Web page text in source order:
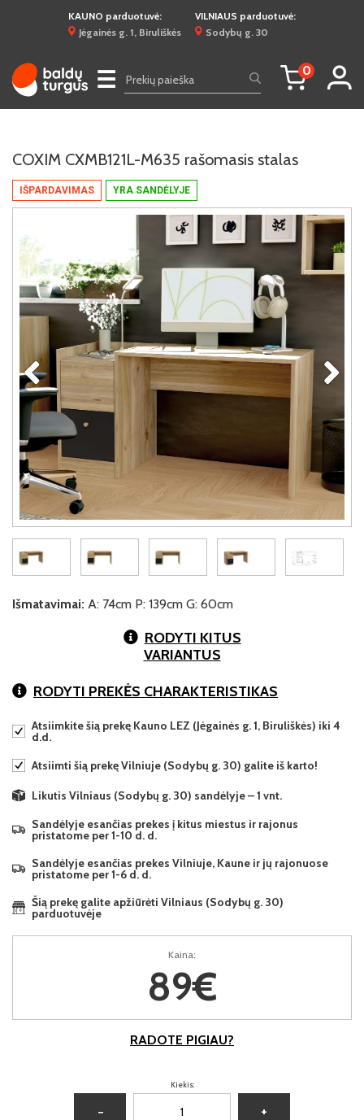
KAUNO parduotuvė:
Jėgainės g. 1, Biruliškės
VILNIAUS parduotuvė:
Sodybų g. 30
☰ 0
IŠPARDAVIMAS YRA SANDĖLYJE
COXIM CXMB121L-M635 rašomasis stalas
Išmatavimai: A: 74cm P: 139cm G: 60cm
RODYTI KITUS
VARIANTUS
RODYTI PREKĖS CHARAKTERISTIKAS
Atsiimkite šią prekę Kauno LEZ (Jėgainės g. 1, Biruliškės) iki 4
d.d.
Atsiimti šią prekę Vilniuje (Sodybų g. 30) galite iš karto!
Likutis Vilniaus (Sodybų g. 30) sandėlyje – 1 vnt.
Sandėlyje esančias prekes į kitus miestus ir rajonus
pristatome per 1-10 d. d.
Sandėlyje esančias prekes Vilniuje, Kaune ir jų rajonuose
pristatome per 1-6 d. d.
Šią prekę galite apžiūrėti Vilniaus (Sodybų g. 30)
parduotuvėje
Kaina:
89€
RADOTE PIGIAU?
Kiekis:
− +